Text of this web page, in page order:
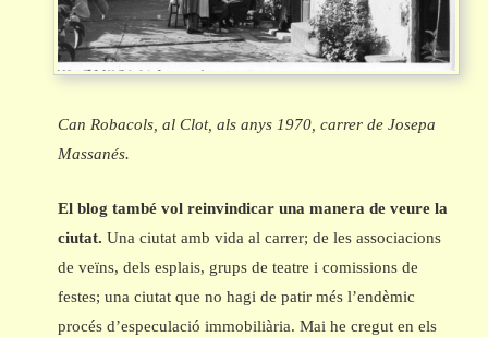
Can Robacols, al Clot, als anys 1970, carrer de Josepa
Massanés.
El blog també vol reinvindicar una manera de veure la
ciutat. Una ciutat amb vida al carrer; de les associacions
de veïns, dels esplais, grups de teatre i comissions de
festes; una ciutat que no hagi de patir més l’endèmic
procés d’especulació immobiliària. Mai he cregut en els